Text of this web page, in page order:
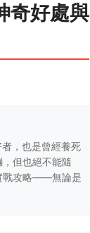
奇好處與
，也是曾經養死
但也絕不能隨
戰攻略——無論是